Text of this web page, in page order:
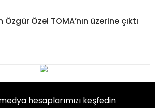
Özel TOMA’nın üzerine çıktı
hesaplarımızı keşfedin